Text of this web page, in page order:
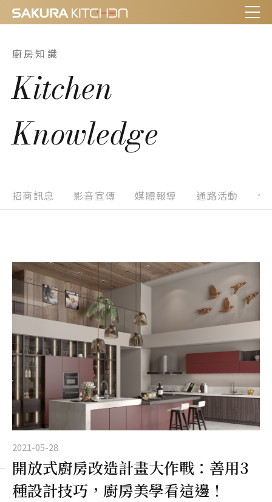
廚房知識
Kitchen
Knowledge
招商訊息 影音宣傳 媒體報導 通路活動 代
2021-05-28
開放式廚房改造計畫大作戰：善用3
種設計技巧，廚房美學看這邊！